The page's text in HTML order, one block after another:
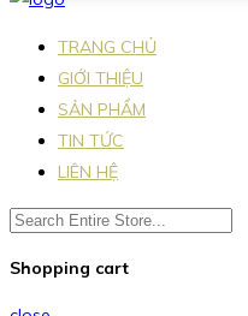
TRANG CHỦ
GIỚI THIỆU
SẢN PHẨM
TIN TỨC
LIÊN HỆ
Shopping cart